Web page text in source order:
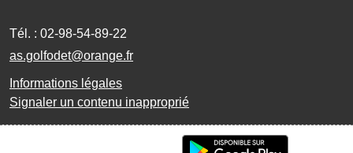
Tél. : 02-98-54-89-22
as.golfodet@orange.fr
Informations légales
Signaler un contenu inapproprié